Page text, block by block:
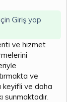
Giriş yap
ve hizmet
ve
keyifli ve daha
sunmaktadır.